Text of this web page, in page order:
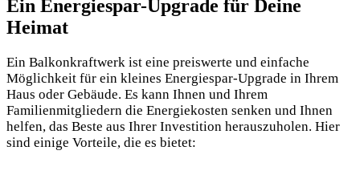
⁢Ein Energiespar-Upgrade für Deine⁤
Heimat
Ein Balkonkraftwerk ist‍ eine⁣ preiswerte und einfache
Möglichkeit für ein ‌kleines Energiespar-Upgrade⁣ in‍ Ihrem
‌Haus⁣ oder Gebäude.‍ Es kann Ihnen und⁢ Ihrem
Familienmitgliedern die Energiekosten senken und Ihnen
helfen, das Beste aus‌ Ihrer Investition ‍herauszuholen. Hier
‌sind einige Vorteile, die es bietet: